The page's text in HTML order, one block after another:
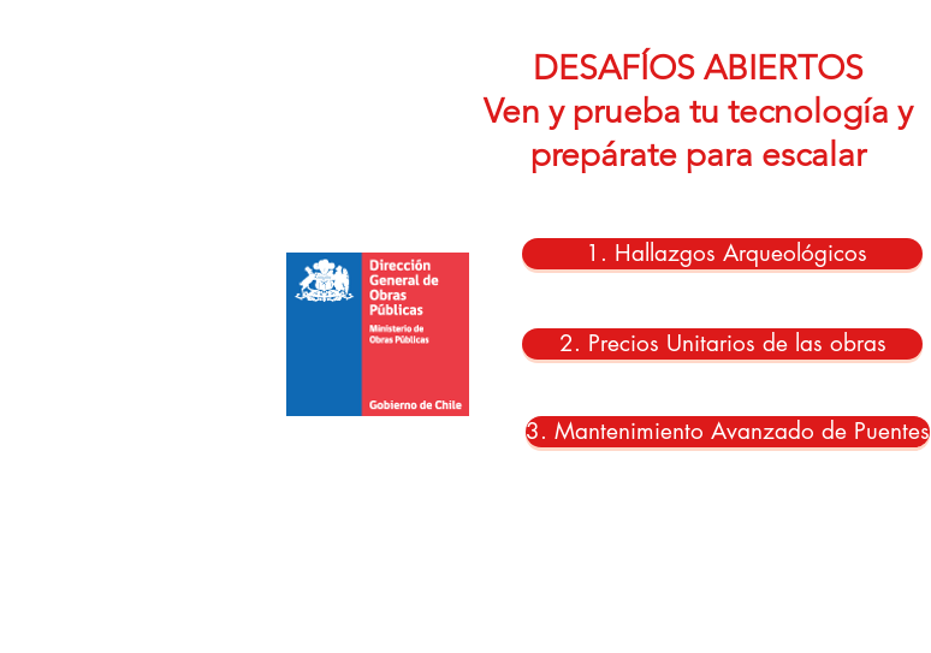
DESAFÍOS ABIERTOS
Ven y prueba tu tecnología y
prepárate para escalar
1. Hallazgos Arqueológicos
2. Precios Unitarios de las obras
3. Mantenimiento Avanzado de Puentes